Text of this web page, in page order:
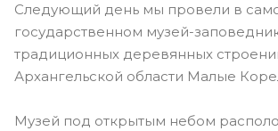
Следующий день мы провели в
государственном музей-
традиционных деревянных
Архангельской области Малые
Музей под открытым небом